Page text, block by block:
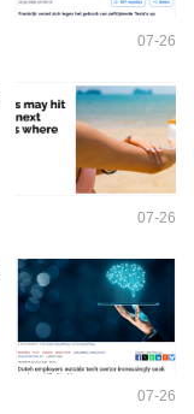
07-26
07-26
07-26